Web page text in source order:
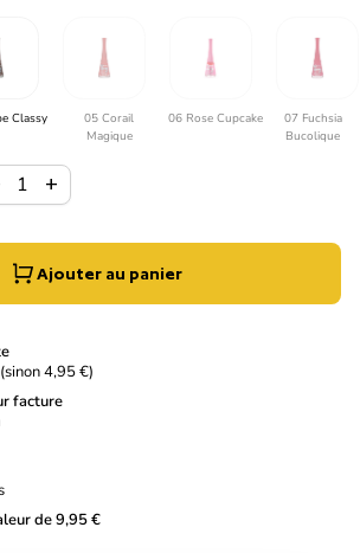
Classy
05 Corail
Magique
06 Rose Cupcake
07 Fuchsia
Bucolique
la quantité pour
Augmenter la quantité pour
add
Ajouter au panier
4,95 €)
facture
de 9,95 €